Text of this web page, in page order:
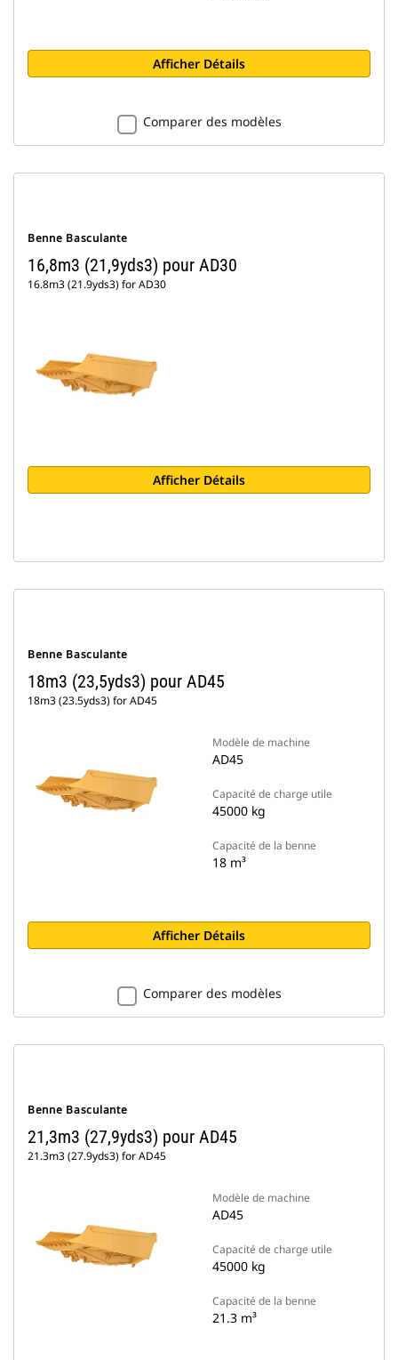
Afficher Détails
Comparer des modèles
Benne Basculante
16,8m3 (21,9yds3) pour AD30
16.8m3 (21.9yds3) for AD30
Afficher Détails
Benne Basculante
18m3 (23,5yds3) pour AD45
18m3 (23.5yds3) for AD45
Modèle de machine
AD45
Capacité de charge utile
45000 kg
Capacité de la benne
18 m³
Afficher Détails
Comparer des modèles
Benne Basculante
21,3m3 (27,9yds3) pour AD45
21.3m3 (27.9yds3) for AD45
Modèle de machine
AD45
Capacité de charge utile
45000 kg
Capacité de la benne
21.3 m³